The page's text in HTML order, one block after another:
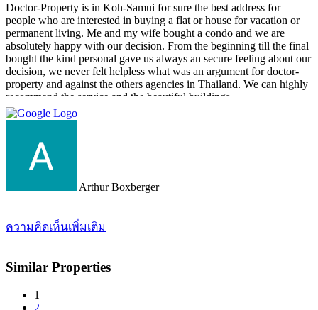
Doctor-Property is in Koh-Samui for sure the best address for
people who are interested in buying a flat or house for vacation or
permanent living. Me and my wife bought a condo and we are
absolutely happy with our decision. From the beginning till the final
bought the kind personal gave us always an secure feeling about our
decision, we never felt helpless what was an argument for doctor-
property and against the others agencies in Thailand. We can highly
recommend the service and the beautiful buildings.
Arthur Boxberger
ความคิดเห็นเพิ่มเติม
Similar Properties
1
2